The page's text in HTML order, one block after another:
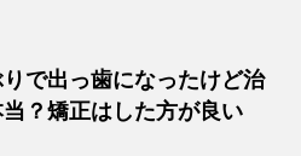
で出っ歯になったけど治
？矯正はした方が良い